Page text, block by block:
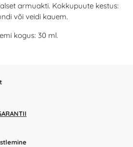
armuakti. Kokkupuute kestus:
või veidi kauem.
kogus: 30 ml.